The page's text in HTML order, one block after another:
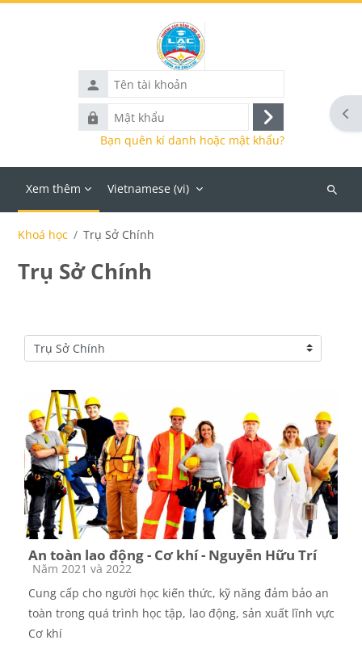
Tên
tài
khoản
Mật
khẩu
Đăng
nhập
Bạn quên kí danh hoặc mật khẩu?
Xem thêm Vietnamese ‎(vi)‎
Tìm
Khoá học Trụ Sở Chính
Trụ Sở Chính
Danh mục khoá học
An toàn lao động - Cơ khí - Nguyễn Hữu Trí
Các loại khóa học
Năm 2021 và 2022
Cung cấp cho người học kiến thức, kỹ năng đảm bảo an
toàn trong quá trình học tập, lao động, sản xuất lĩnh vực
Cơ khí